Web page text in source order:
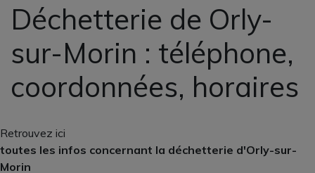
Déchetterie de Orly-
sur-Morin : téléphone,
coordonnées, horaires
Retrouvez ici
toutes les infos concernant la déchetterie d'Orly-sur-
Morin